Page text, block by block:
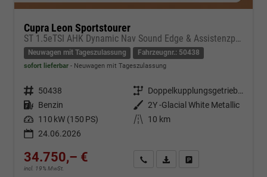
Cupra Leon Sportstourer
ST 1.5eTSI AHK Dynamic Nav Sound Edge & Assistenzpaket
Neuwagen mit Tageszulassung Fahrzeugnr.: 50438
sofort lieferbar Neuwagen mit Tageszulassung
Fahrzeugnr. 50438 Getriebe
Doppelkupplungsgetriebe (DSG)
Kraftstoff Benzin Außenfarbe
2Y -Glacial White Metallic
Leistung 110 kW (150 PS) Kilometerstand
10 km
24.06.2026
34.750,– €
incl. 19% MwSt.
Kontakt & Angebot anfordern
PDF-Datei, Fahrzeugexposé